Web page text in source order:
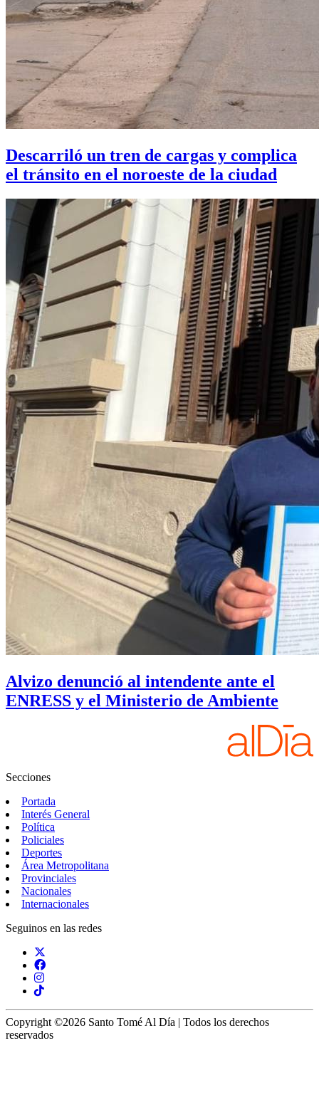
Descarriló un tren de cargas y complica
el tránsito en el noroeste de la ciudad
Alvizo denunció al intendente ante el
ENRESS y el Ministerio de Ambiente
Secciones
Portada
Interés General
Política
Policiales
Deportes
Área Metropolitana
Provinciales
Nacionales
Internacionales
Seguinos en las redes
Copyright ©2026 Santo Tomé Al Día | Todos los derechos
reservados